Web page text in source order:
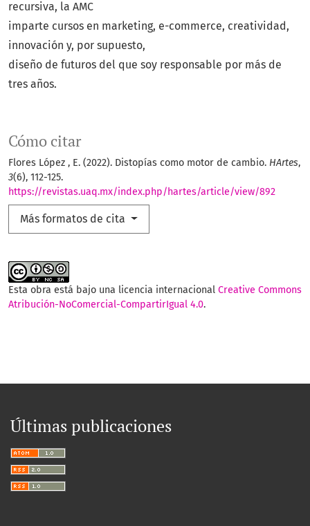
Cómo citar
Flores López , E. (2022). Distopías como motor de cambio. HArtes,
3(6), 112-125.
https://revistas.uaq.mx/index.php/hartes/article/view/892
Más formatos de cita
recursiva, la AMC
imparte cursos en marketing, e-commerce, creatividad,
innovación y, por supuesto,
diseño de futuros del que soy responsable por más de
tres años.
Esta obra está bajo una licencia internacional Creative Commons
Atribución-NoComercial-CompartirIgual 4.0.
Últimas publicaciones